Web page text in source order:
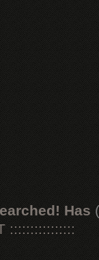
Has
::::::::::::::::